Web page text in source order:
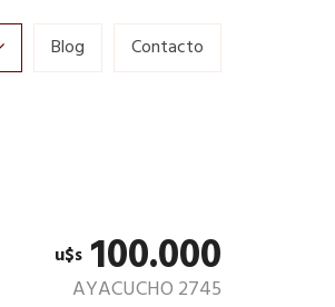
Blog Contacto
u$s 100.000
AYACUCHO 2745